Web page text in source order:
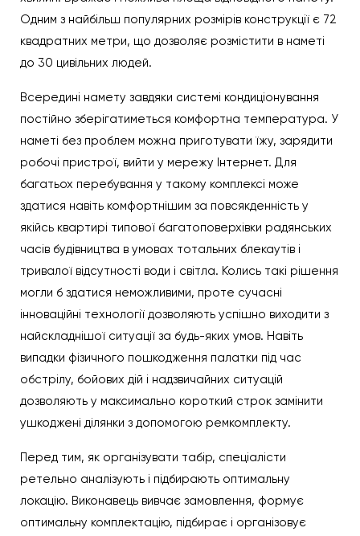
Одним з найбільш популярних розмірів конструкції є 72
квадратних метри, що дозволяє розмістити в наметі
до 30 цивільних людей.
Всередині намету завдяки системі кондиціонування
постійно зберігатиметься комфортна температура. У
наметі без проблем можна приготувати їжу, зарядити
робочі пристрої, вийти у мережу Інтернет. Для
багатьох перебування у такому комплексі може
здатися навіть комфортнішим за повсякденність у
якійсь квартирі типової багатоповерхівки радянських
часів будівництва в умовах тотальних блекаутів і
тривалої відсутності води і світла. Колись такі рішення
могли б здатися неможливими, проте сучасні
інноваційні технології дозволяють успішно виходити з
найскладнішої ситуації за будь-яких умов. Навіть
випадки фізичного пошкодження палатки під час
обстрілу, бойових дій і надзвичайних ситуацій
дозволяють у максимально короткий строк замінити
ушкоджені ділянки з допомогою ремкомплекту.
Перед тим, як організувати табір, спеціалісти
ретельно аналізують і підбирають оптимальну
локацію. Виконавець вивчає замовлення, формує
оптимальну комплектацію, підбирає і організовує